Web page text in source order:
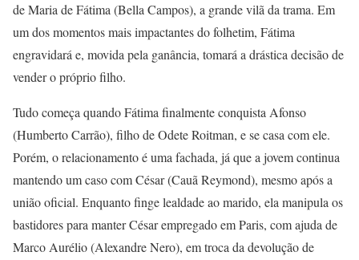
de Maria de Fátima (Bella Campos), a grande vilã da trama. Em
um dos momentos mais impactantes do folhetim, Fátima
engravidará e, movida pela ganância, tomará a drástica decisão de
vender o próprio filho.
Tudo começa quando Fátima finalmente conquista Afonso
(Humberto Carrão), filho de Odete Roitman, e se casa com ele.
Porém, o relacionamento é uma fachada, já que a jovem continua
mantendo um caso com César (Cauã Reymond), mesmo após a
união oficial. Enquanto finge lealdade ao marido, ela manipula os
bastidores para manter César empregado em Paris, com ajuda de
Marco Aurélio (Alexandre Nero), em troca da devolução de